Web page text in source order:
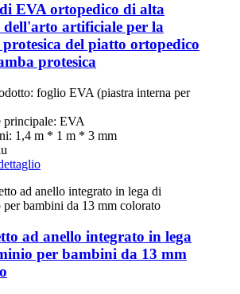
EVA ortopedico di alta
artificiale per la
del piatto ortopedico
protesica
foglio EVA (piastra interna per
principale: EVA
1,4 m * 1 m * 3 mm
ad anello integrato in lega
per bambini da 13 mm